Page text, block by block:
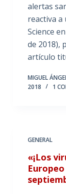
alertas
reactiva a
Science
de 2018),
artículo
MIGUEL
2018
1
GENERAL
«¡Los